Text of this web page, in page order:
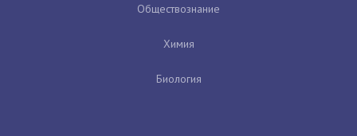
Обществознание
Химия
Биология